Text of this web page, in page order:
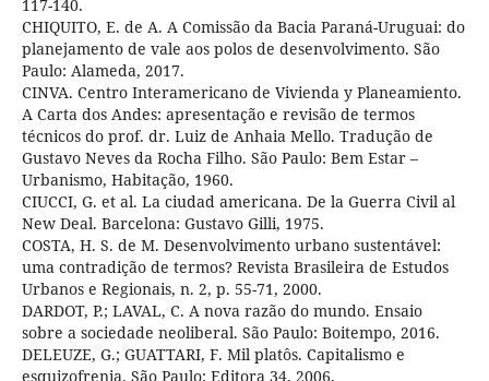
117-140.
CHIQUITO, E. de A. A Comissão da Bacia Paraná-Uruguai: do
planejamento de vale aos polos de desenvolvimento. São
Paulo: Alameda, 2017.
CINVA. Centro Interamericano de Vivienda y Planeamiento.
A Carta dos Andes: apresentação e revisão de termos
técnicos do prof. dr. Luiz de Anhaia Mello. Tradução de
Gustavo Neves da Rocha Filho. São Paulo: Bem Estar –
Urbanismo, Habitação, 1960.
CIUCCI, G. et al. La ciudad americana. De la Guerra Civil al
New Deal. Barcelona: Gustavo Gilli, 1975.
COSTA, H. S. de M. Desenvolvimento urbano sustentável:
uma contradição de termos? Revista Brasileira de Estudos
Urbanos e Regionais, n. 2, p. 55-71, 2000.
DARDOT, P.; LAVAL, C. A nova razão do mundo. Ensaio
sobre a sociedade neoliberal. São Paulo: Boitempo, 2016.
DELEUZE, G.; GUATTARI, F. Mil platôs. Capitalismo e
esquizofrenia. São Paulo: Editora 34, 2006.